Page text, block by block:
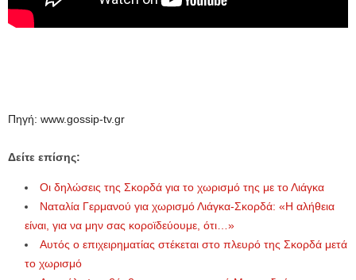
Πηγή: www.gossip-tv.gr
Δείτε επίσης:
Οι δηλώσεις της Σκορδά για το χωρισμό της με το Λιάγκα
Ναταλία Γερμανού για χωρισμό Λιάγκα-Σκορδά: «Η αλήθεια
είναι, για να μην σας κοροϊδεύουμε, ότι…»
Αυτός ο επιχειρηματίας στέκεται στο πλευρό της Σκορδά μετά
το χωρισμό